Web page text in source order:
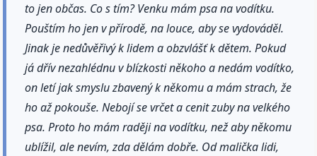
to jen občas. Co s tím? Venku mám psa na vodítku.
Pouštím ho jen v přírodě, na louce, aby se vydováděl.
Jinak je nedůvěřivý k lidem a obzvlášť k dětem. Pokud
já dřív nezahlédnu v blízkosti někoho a nedám vodítko,
on letí jak smyslu zbavený k někomu a mám strach, že
ho až pokouše. Nebojí se vrčet a cenit zuby na velkého
psa. Proto ho mám raději na vodítku, než aby někomu
ublížil, ale nevím, zda dělám dobře. Od malička lidi,